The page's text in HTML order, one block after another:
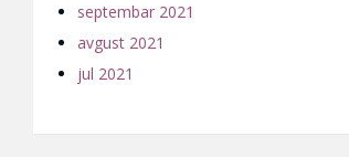
septembar 2021
avgust 2021
jul 2021